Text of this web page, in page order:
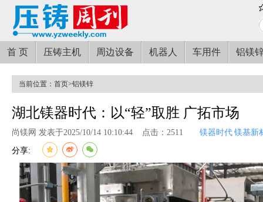
首 页 压铸主机 周边设备 机器人 车用件 铝镁
当前位置： 首页>铝镁锌
湖北镁器时代：以“轻”取胜 广拓市场
尚镁网 发表于2025/10/14 10:10:44 点击：2511 镁器时代 镁基新
分享: